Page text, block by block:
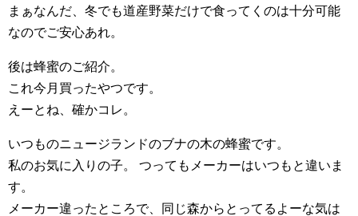
まぁなんだ、冬でも道産野菜だけで食ってくのは十分可能
なのでご安心あれ。
後は蜂蜜のご紹介。
これ今月買ったやつです。
えーとね、確かコレ。
いつものニュージランドのブナの木の蜂蜜です。
私のお気に入りの子。 つってもメーカーはいつもと違いま
す。
メーカー違ったところで、同じ森からとってるよーな気は